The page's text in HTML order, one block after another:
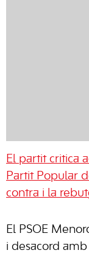
El partit critica
Partit Popular
contra i la
El PSOE
i desacord